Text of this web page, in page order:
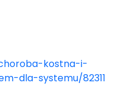
kostna-i-
dla-systemu/82311